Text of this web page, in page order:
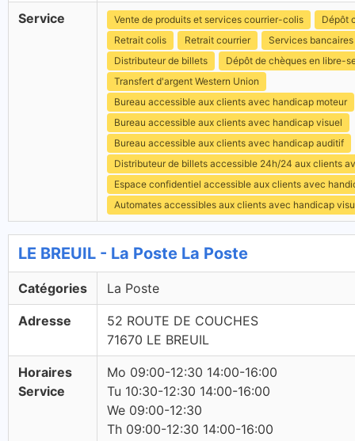
Service Vente de produits et services courrier-colis
Dépôt
Retrait colis
Retrait courrier
Services bancaires
Distributeur de billets
Dépôt de chèques en libre-
Transfert d'argent Western Union
Bureau accessible aux clients avec handicap moteur
Bureau accessible aux clients avec handicap visuel
Bureau accessible aux clients avec handicap auditif
Distributeur de billets accessible 24h/24 aux clients
Espace confidentiel accessible aux clients avec
Automates accessibles aux clients avec handicap
LE BREUIL - La Poste La Poste
Catégories La Poste
Adresse
52 ROUTE DE COUCHES
71670 LE BREUIL
Horaires
Service
Mo 09:00-12:30 14:00-16:00
Tu 10:30-12:30 14:00-16:00
We 09:00-12:30
Th 09:00-12:30 14:00-16:00